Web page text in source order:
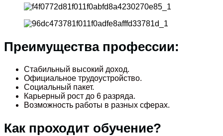
Преимущества профессии:
Стабильный высокий доход.
Официальное трудоустройство.
Социальный пакет.
Карьерный рост до 6 разряда.
Возможность работы в разных сферах.
Как проходит обучение?